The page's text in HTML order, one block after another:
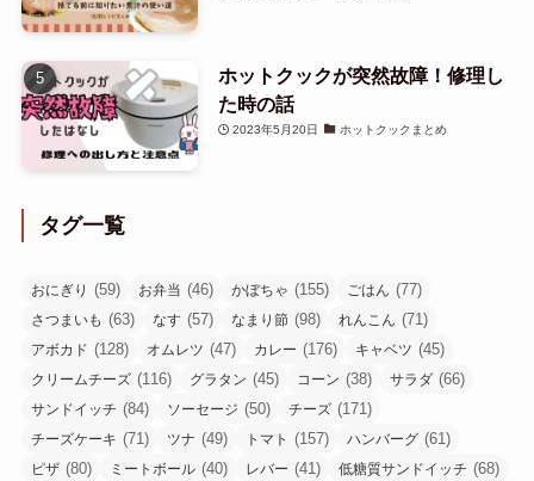
ホットクックが突然故障！修理し
た時の話
2023年5月20日 ホットクックまとめ
タグ一覧
おにぎり (59) お弁当 (46) かぼちゃ (155) ごはん (77)
さつまいも (63) なす (57) なまり節 (98) れんこん (71)
アボカド (128) オムレツ (47) カレー (176) キャベツ (45)
クリームチーズ (116) グラタン (45) コーン (38) サラダ (66)
サンドイッチ (84) ソーセージ (50) チーズ (171)
チーズケーキ (71) ツナ (49) トマト (157) ハンバーグ (61)
ピザ (80) ミートボール (40) レバー (41) 低糖質サンドイッチ (68)